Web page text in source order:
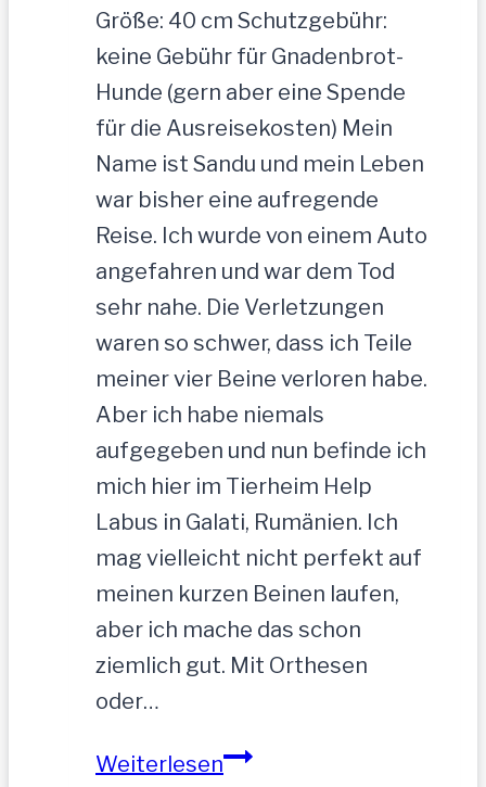
Größe: 40 cm Schutzgebühr:
keine Gebühr für Gnadenbrot-
Hunde (gern aber eine Spende
für die Ausreisekosten) Mein
Name ist Sandu und mein Leben
war bisher eine aufregende
Reise. Ich wurde von einem Auto
angefahren und war dem Tod
sehr nahe. Die Verletzungen
waren so schwer, dass ich Teile
meiner vier Beine verloren habe.
Aber ich habe niemals
aufgegeben und nun befinde ich
mich hier im Tierheim Help
Labus in Galati, Rumänien. Ich
mag vielleicht nicht perfekt auf
meinen kurzen Beinen laufen,
aber ich mache das schon
ziemlich gut. Mit Orthesen
oder…
WeiterlesenSandu